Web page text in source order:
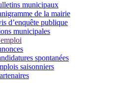
municipaux
de la mairie
d’enquête publique
municipales
spontanées
saisonniers